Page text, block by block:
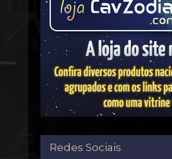
Redes Sociais